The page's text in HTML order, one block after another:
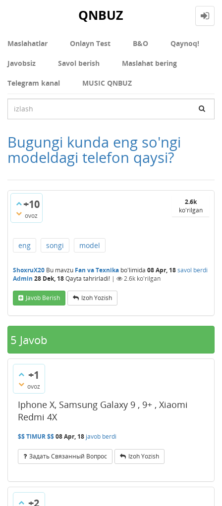
QNBUZ
Maslahatlar Onlayn Test В&О Qaynoq!
Javobsiz Savol berish Maslahat bering
Telegram kanal MUSIC QNBUZ
Bugungi kunda eng so'ngi
modeldagi telefon qaysi?
+10
ovoz
2.6k
ko'rilgan
eng songi model
ShoxruX20 Bu mavzu Fan va Texnika bo'limida 08 Apr, 18savol berdi
Admin 28 Dek, 18Qayta tahrirladi! | 2.6k ko'rilgan
Javob Berish Izoh Yozish
5 Javob
+1
ovoz
Iphone X, Samsung Galaxy 9 , 9+ , Xiaomi
Redmi 4X
$$ TIMUR $$08 Apr, 18 javob berdi
Задать Связанный Вопрос Izoh Yozish
+2